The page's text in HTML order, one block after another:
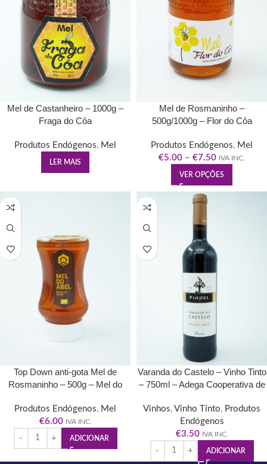
Mel de Castanheiro – 1000g –
Fraga do Côa
Produtos Endógenos, Mel
LER MAIS
Mel de Rosmaninho –
500g/1000g – Flor do Côa
Produtos Endógenos, Mel
€5.00 – €7.50 IVA INC.
VER OPÇÕES
Top Down anti-gota Mel de
Rosmaninho – 500g – Mel do
Produtos Endógenos, Mel
€6.00 IVA INC.
ADICIONAR
Varanda do Castelo – Vinho Tinto
– 750ml – Adega Cooperativa de
Vinhos, Vinho Tinto, Produtos
Endógenos
€3.50 IVA INC.
ADICIONAR